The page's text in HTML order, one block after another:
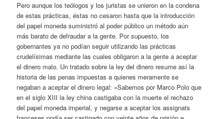
Pero aunque los teólogos y los juristas se unieron en la condena
de estas prácticas, éstas no cesaron hasta que la introducción
del papel moneda suministró al poder público un método aún
más barato de defraudar a la gente. Por supuesto, los
gobernantes ya no podían seguir utilizando las prácticas
crudelísimas mediante las cuales obligaron a la gente a aceptar
el dinero malo. Un tratado sobre la ley del dinero resume así la
historia de las penas impuestas a quienes meramente se
negaban a aceptar el dinero legal: «Sabemos por Marco Polo que
en el siglo XIII la ley china castigaba con la muerte el rechazo
del papel moneda imperial, y negarse a aceptar los assignats